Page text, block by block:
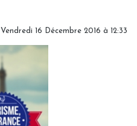
Vendredi 16 Décembre 2016 à 12:33